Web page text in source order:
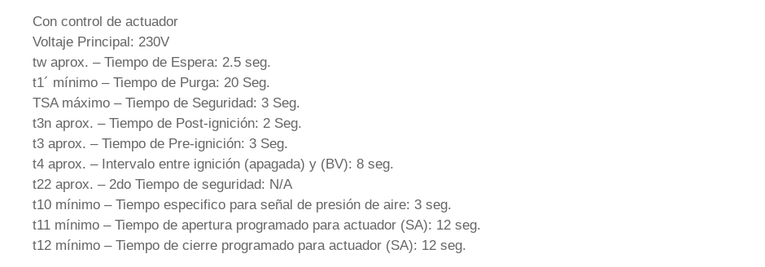
Con control de actuador
Voltaje Principal: 230V
tw aprox. – Tiempo de Espera: 2.5 seg.
t1´ mínimo – Tiempo de Purga: 20 Seg.
TSA máximo – Tiempo de Seguridad: 3 Seg.
t3n aprox. – Tiempo de Post-ignición: 2 Seg.
t3 aprox. – Tiempo de Pre-ignición: 3 Seg.
t4 aprox. – Intervalo entre ignición (apagada) y (BV): 8 seg.
t22 aprox. – 2do Tiempo de seguridad: N/A
t10 mínimo – Tiempo especifico para señal de presión de aire: 3 seg.
t11 mínimo – Tiempo de apertura programado para actuador (SA): 12 seg.
t12 mínimo – Tiempo de cierre programado para actuador (SA): 12 seg.